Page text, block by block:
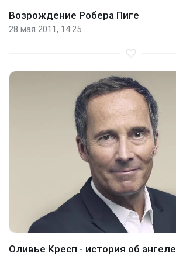
Возрождение Робера Пиге
28 мая 2011, 14:25
Оливье Кресп - история об ангеле